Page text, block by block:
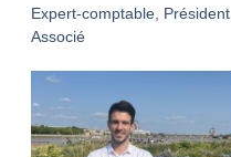
Expert-comptable, Président,
Associé